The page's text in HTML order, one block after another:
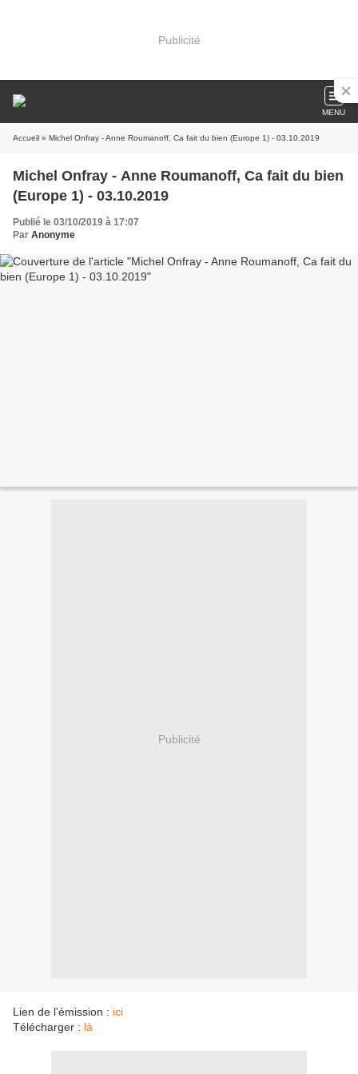
Publicité
MENU
Accueil » Michel Onfray - Anne Roumanoff, Ca fait du bien (Europe 1) - 03.10.2019
Michel Onfray - Anne Roumanoff, Ca fait du bien
(Europe 1) - 03.10.2019
Publié le 03/10/2019 à 17:07
Par Anonyme
Publicité
Lien de l'émission : ici
Télécharger : là